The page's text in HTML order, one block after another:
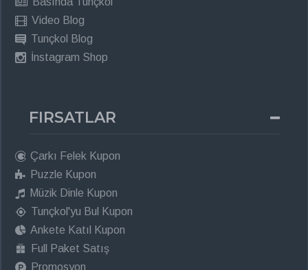
Video Blog
Tunçkol Blog
İnstagram Shop
FIRSATLAR
Çarkı Felek Kupon
Puzzle Kupon
Müzik Dinle Kupon
Tunçkol'yu Bul Kupon
Ankete Katıl Kupon
Full Paket Satış
Promosyon